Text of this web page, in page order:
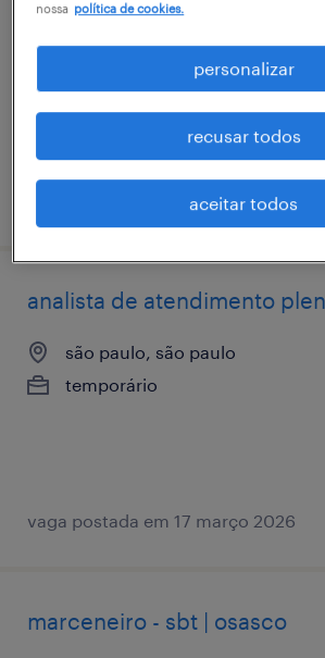
R$3,501 - R$4,500 por mês
vaga postada em 4 maio 2026
analista de atendimento
são paulo, são paulo
temporário
vaga postada em 17 março 2026
marceneiro - sbt | osasco
nossa política de cookies.
personalizar
recusar todos
aceitar todos